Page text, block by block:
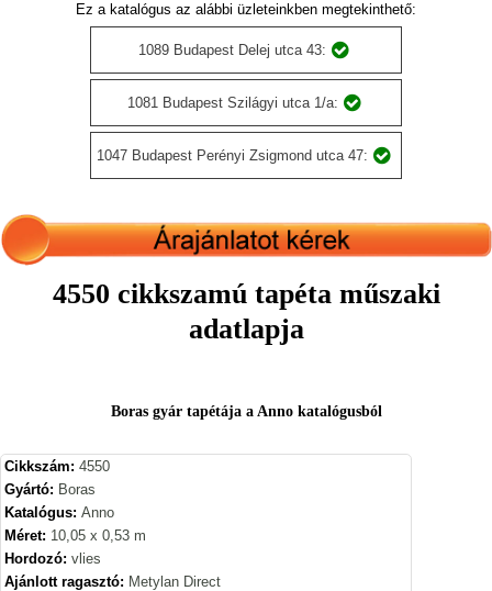
Ez a katalógus az alábbi üzleteinkben megtekinthető:
1089 Budapest Delej utca 43:
1081 Budapest Szilágyi utca 1/a:
1047 Budapest Perényi Zsigmond utca 47:
4550 cikkszamú tapéta műszaki
adatlapja
Boras gyár tapétája a Anno katalógusból
Cikkszám: 4550
Gyártó: Boras
Katalógus: Anno
Méret: 10,05 x 0,53 m
Hordozó: vlies
Ajánlott ragasztó: Metylan Direct